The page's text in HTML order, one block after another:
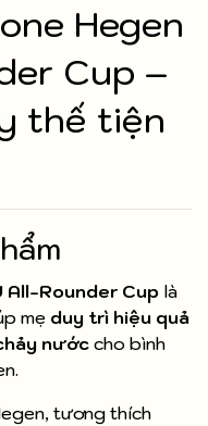
Hegen
Cup –
thế tiện
All-Rounder Cup là
mẹ duy trì hiệu quả
nước cho bình
tương thích